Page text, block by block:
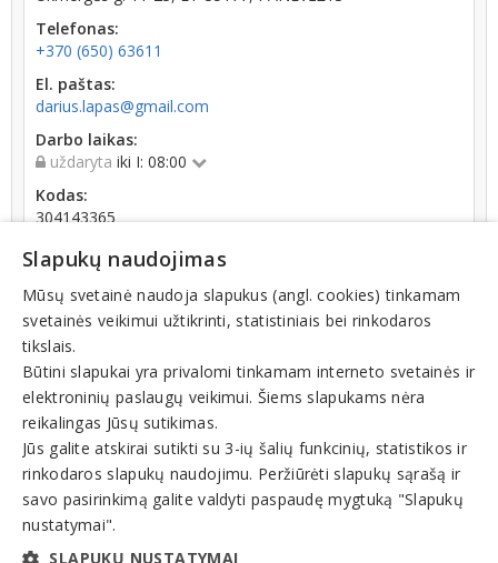
Telefonas:
+370 (650) 63611
El. paštas:
darius.lapas@gmail.com
Darbo laikas:
uždaryta iki I: 08:00
Kodas:
304143365
Registracijos data:
2015-11-26
Skola Sodrai:
1043.60 € (nuo 2026-07-07 dienos)
Veiklos sritys
Statybos, renovacijos darbai, statybos firmos
Apdailos darbai
Slapukų naudojimas
Mūsų svetainė naudoja slapukus (angl. cookies) tinkamam
svetainės veikimui užtikrinti, statistiniais bei rinkodaros
tikslais.
Būtini slapukai yra privalomi tinkamam interneto svetainės ir
elektroninių paslaugų veikimui. Šiems slapukams nėra
reikalingas Jūsų sutikimas.
Jūs galite atskirai sutikti su 3-ių šalių funkcinių, statistikos ir
rinkodaros slapukų naudojimu. Peržiūrėti slapukų sąrašą ir
savo pasirinkimą galite valdyti paspaudę mygtuką "Slapukų
nustatymai".
SLAPUKŲ NUSTATYMAI